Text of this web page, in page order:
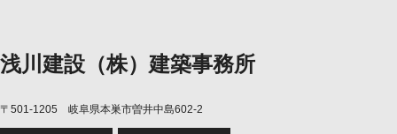
浅川建設（株）建築事務所
〒501-1205 岐阜県本巣市曽井中島602-2